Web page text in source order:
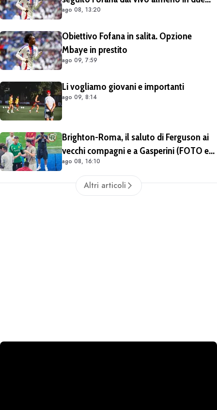
occasioni. Costa 40/45 milioni
ago 08, 13:20
Obiettivo Fofana in salita. Opzione
Mbaye in prestito
ago 09, 7:59
Li vogliamo giovani e importanti
ago 09, 8:14
Brighton-Roma, il saluto di Ferguson ai
vecchi compagni e a Gasperini (FOTO e
VIDEO)
ago 08, 16:10
Altri articoli